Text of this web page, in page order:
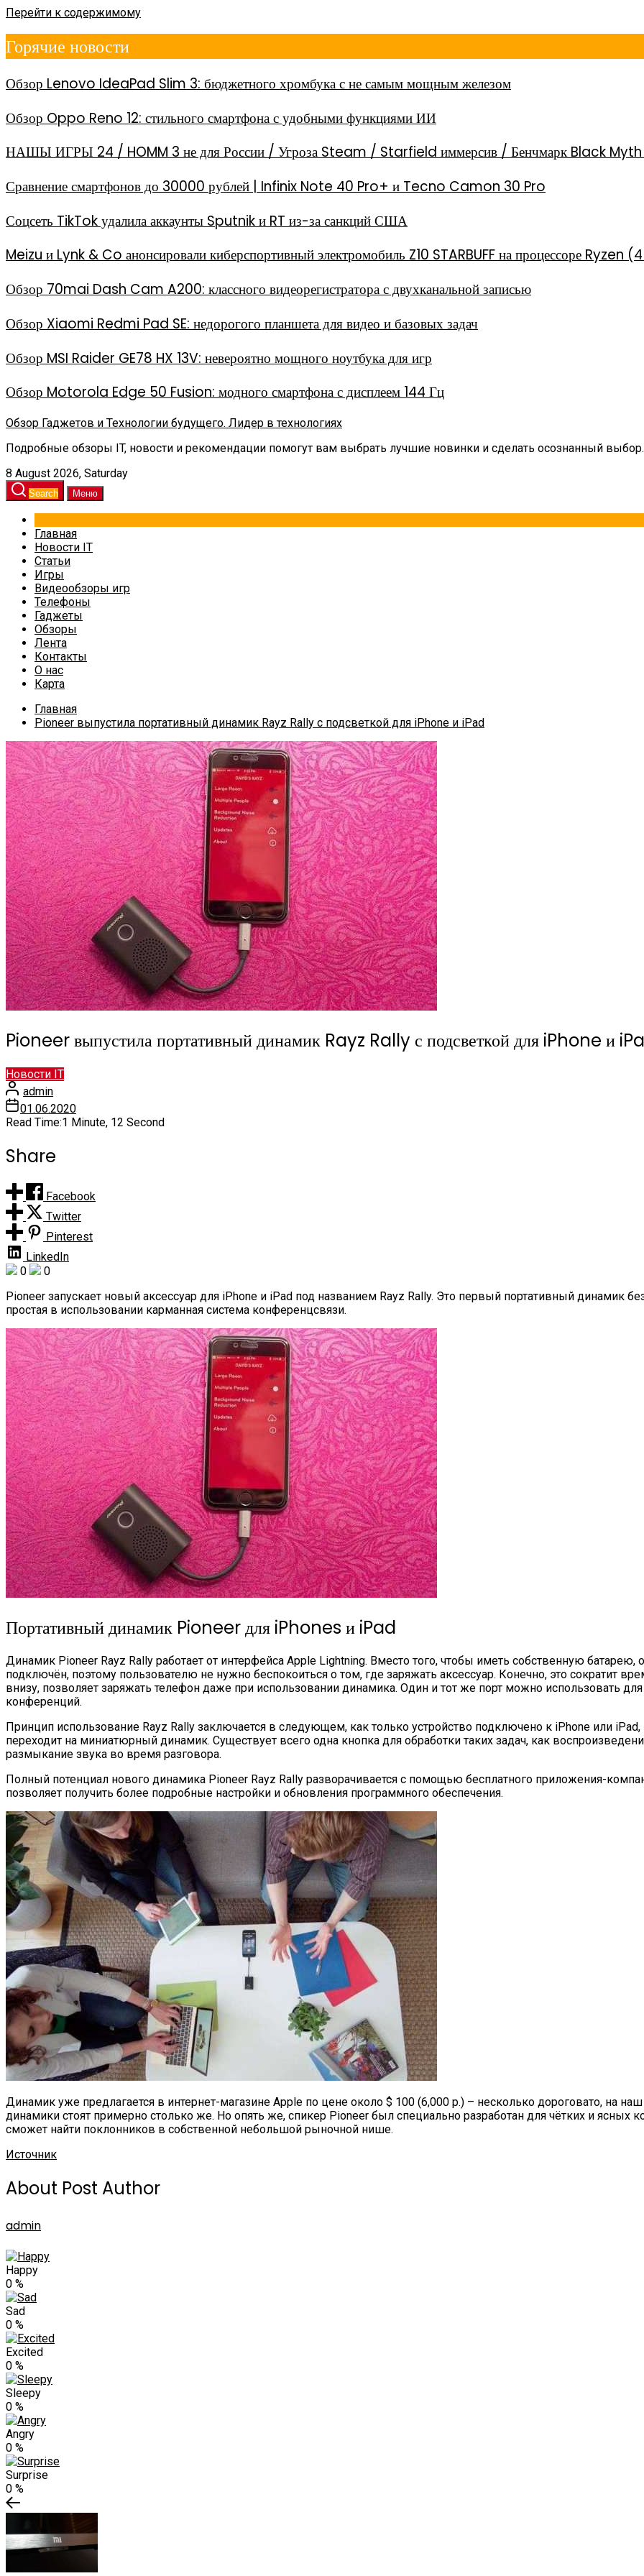
Перейти к содержимому
Горячие новости
Обзор Lenovo IdeaPad Slim 3: бюджетного хромбука с не самым мощным железом
Обзор Oppo Reno 12: стильного смартфона с удобными функциями ИИ
НАШЫ ИГРЫ 24 / HOMM 3 не для России / Угроза Steam / Starfield иммерсив / Бенчмарк Black
Сравнение смартфонов до 30000 рублей | Infinix Note 40 Pro+ и Tecno Camon 30 Pro
Соцсеть TikTok удалила аккаунты Sputnik и RT из-за санкций США
Meizu и Lynk & Co анонсировали киберспортивный электромобиль Z10 STARBUFF на процессоре Ryzen
Обзор 70mai Dash Cam A200: классного видеорегистратора с двухканальной записью
Обзор Xiaomi Redmi Pad SE: недорогого планшета для видео и базовых задач
Обзор MSI Raider GE78 HX 13V: невероятно мощного ноутбука для игр
Обзор Motorola Edge 50 Fusion: модного смартфона с дисплеем 144 Гц
Обзор Гаджетов и Технологии будущего. Лидер в технологиях
Подробные обзоры IT, новости и рекомендации помогут вам выбрать лучшие новинки и сделать осознанный выбор.
8 August 2026, Saturday
Search Меню
Главная
Новости IT
Статьи
Игры
Видеообзоры игр
Телефоны
Гаджеты
Обзоры
Лента
Контакты
О нас
Карта
Главная
Pioneer выпустила портативный динамик Rayz Rally с подсветкой для iPhone и iPad
Pioneer выпустила портативный динамик Rayz Rally с подсветкой для iPhone и
Новости IT
admin
01.06.2020
Read Time:1 Minute, 12 Second
Share
Facebook
Twitter
Pinterest
LinkedIn
0
0
Pioneer запускает новый аксессуар для iPhone и iPad под названием Rayz Rally. Это первый портативный динамик
простая в использовании карманная система конференцсвязи.
Портативный динамик Pioneer для iPhones и iPad
Динамик Pioneer Rayz Rally работает от интерфейса Apple Lightning. Вместо того, чтобы иметь собственную батарею,
подключён, поэтому пользователю не нужно беспокоиться о том, где заряжать аксессуар. Конечно, это сократит
внизу, позволяет заряжать телефон даже при использовании динамика. Один и тот же порт можно использовать
конференций.
Принцип использование Rayz Rally заключается в следующем, как только устройство подключено к iPhone или
переходит на миниатюрный динамик. Существует всего одна кнопка для обработки таких задач, как
размыкание звука во время разговора.
Полный потенциал нового динамика Pioneer Rayz Rally разворачивается с помощью бесплатного приложения-
позволяет получить более подробные настройки и обновления программного обеспечения.
Динамик уже предлагается в интернет-магазине Apple по цене около $ 100 (6,000 р.) – несколько дороговато, на
динамики стоят примерно столько же. Но опять же, спикер Pioneer был специально разработан для чётких и ясных
сможет найти поклонников в собственной небольшой рыночной нише.
Источник
About Post Author
admin
Happy
0 %
Sad
0 %
Excited
0 %
Sleepy
0 %
Angry
0 %
Surprise
0 %